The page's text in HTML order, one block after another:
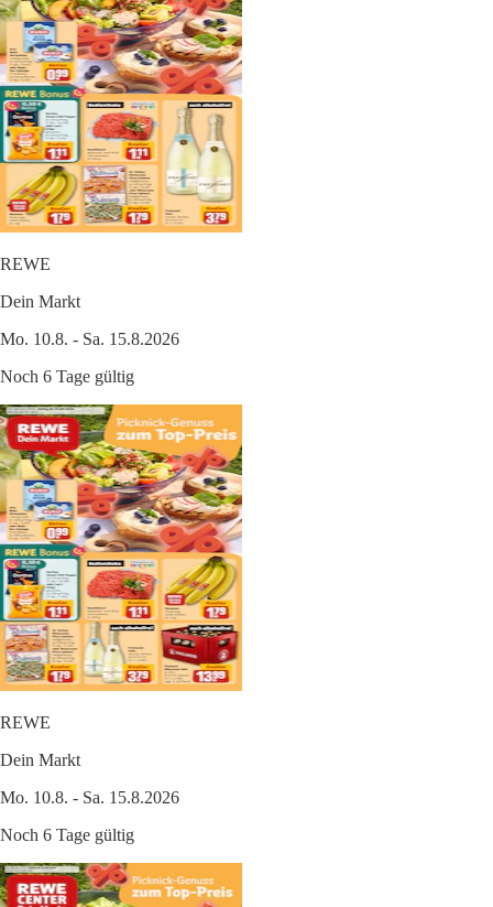
REWE
Dein Markt
Mo. 10.8. - Sa. 15.8.2026
Noch 6 Tage gültig
REWE
Dein Markt
Mo. 10.8. - Sa. 15.8.2026
Noch 6 Tage gültig